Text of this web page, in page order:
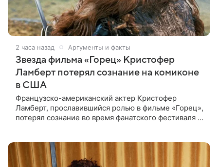
2 часа назад Аргументы и факты
Звезда фильма «Горец» Кристофер
Ламберт потерял сознание на комиконе
в США
Французско-американский актер Кристофер
Ламберт, прославившийся ролью в фильме «Горец»,
потерял сознание во время фанатского фестиваля в